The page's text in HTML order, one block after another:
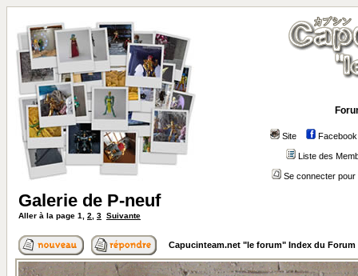
Site Facebook
Liste des
Se connecter
Galerie de P-neuf
Aller à la page 1 2 3 Suivante
Capucinteam.net "le forum" Index du Forum